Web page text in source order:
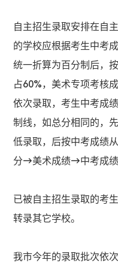
自主招生录取安排在自
的学校应根据考生中考
统一折算为百分制后，
占60%，美术专项考核
依次录取，考生中考成
制线，如总分相同的，
低录取，后按中考成绩
分→美术成绩→中考成绩
已被自主招生录取的考
转录其它学校。
我市今年的录取批次依